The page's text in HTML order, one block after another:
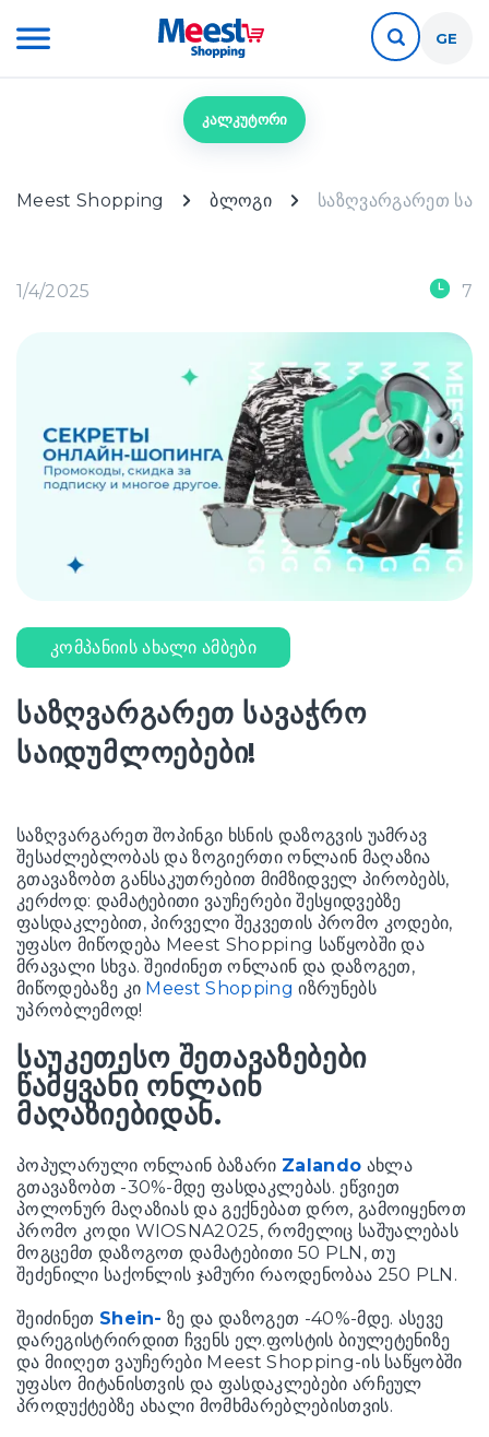
GE
კალკუტორი
Meest Shopping ბლოგი საზღვარგარეთ
1/4/2025 7
კომპანიის ახალი ამბები
საზღვარგარეთ სავაჭრო
საიდუმლოებები!
საზღვარგარეთ შოპინგი ხსნის დაზოგვის უამრავ
შესაძლებლობას და ზოგიერთი ონლაინ მაღაზია
გთავაზობთ განსაკუთრებით მიმზიდველ პირობებს,
კერძოდ: დამატებითი ვაუჩერები შესყიდვებზე
ფასდაკლებით, პირველი შეკვეთის პრომო კოდები,
უფასო მიწოდება Meest Shopping საწყობში და
მრავალი სხვა. შეიძინეთ ონლაინ და დაზოგეთ,
მიწოდებაზე კი Meest Shopping იზრუნებს
უპრობლემოდ!
საუკეთესო შეთავაზებები
წამყვანი ონლაინ
მაღაზიებიდან.
პოპულარული ონლაინ ბაზარი Zalando ახლა
გთავაზობთ -30%-მდე ფასდაკლებას. ეწვიეთ
პოლონურ მაღაზიას და გექნებათ დრო, გამოიყენოთ
პრომო კოდი WIOSNA2025, რომელიც საშუალებას
მოგცემთ დაზოგოთ დამატებითი 50 PLN, თუ
შეძენილი საქონლის ჯამური რაოდენობაა 250 PLN.
შეიძინეთ Shein- ზე და დაზოგეთ -40%-მდე. ასევე
დარეგისტრირდით ჩვენს ელ.ფოსტის ბიულეტენიზე
და მიიღეთ ვაუჩერები Meest Shopping-ის საწყობში
უფასო მიტანისთვის და ფასდაკლებები არჩეულ
პროდუქტებზე ახალი მომხმარებლებისთვის.